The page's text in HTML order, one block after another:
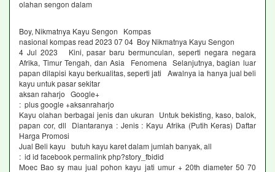
olahan sengon dalam
Boy, Nikmatnya Kayu Sengon Kompas
nasional kompas read 2023 07 04 Boy Nikmatnya Kayu Sengon
4 Jul 2023 Kini, pasar baru bermunculan, seperti negara negara
Afrika, Timur Tengah, dan Asia Fenomena Selanjutnya, bagian luar
papan dilapisi kayu berkualitas, seperti jati Awalnya ia hanya jual beli
kayu untuk pasar sekitar
aksan raharjo Google+
: plus google +aksanraharjo
Kayu olahan berbagai jenis dan ukuran Untuk bekisting, kaso, balok,
papan cor, dll Diantaranya : Jenis : Kayu Afrika (Putih Keras) Daftar
Harga Promosi
Jual Beli kayu butuh kayu karet dalam jumlah banyak, all
: id id facebook permalink php?story_fbidid
Moec Bao sy mau jual pohon kayu jati umur + 20th diameter 50 70